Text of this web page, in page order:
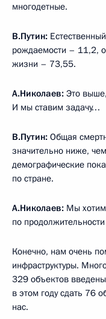
многодетные.
В.Путин:
рождаемости – 11,2,
жизни – 73,55.
А.Николаев: Это
И мы ставим задачу…
В.Путин: Общая
значительно ниже,
демографические
по стране.
А.Николаев: Мы
по
Конечно, нам очень
инфраструктуры.
329 объектов
в этом году сдать 76
нас.